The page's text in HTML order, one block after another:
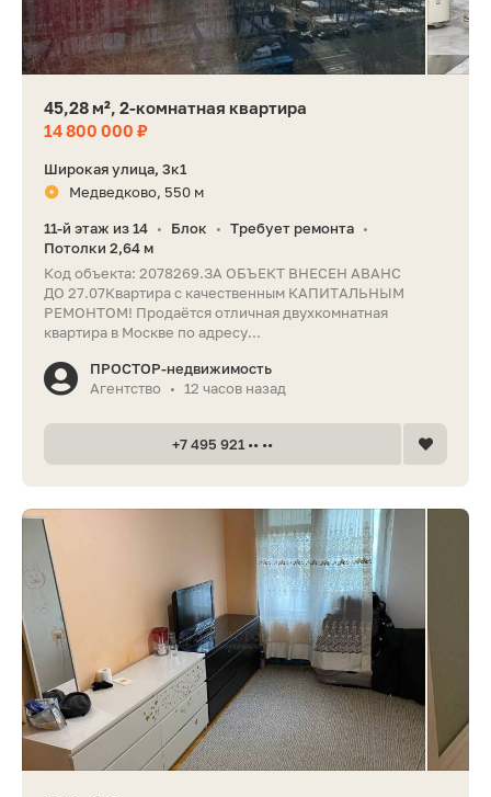
45,28 м², 2-комнатная квартира
14 800 000 ₽
Широкая улица, 3к1
Медведково, 550 м
11-й этаж из 14 • Блок • Требует ремонта •
Потолки 2,64 м
Код объекта: 2078269.ЗА ОБЪЕКТ ВНЕСЕН АВАНС
ДО 27.07Квартира с качественным КАПИТАЛЬНЫМ
РЕМОНТОМ! Продаётся отличная двухкомнатная
квартира в Москве по адресу...
ПРОСТОР-недвижимость
Агентство
• 12 часов назад
+7 495 921 •• ••